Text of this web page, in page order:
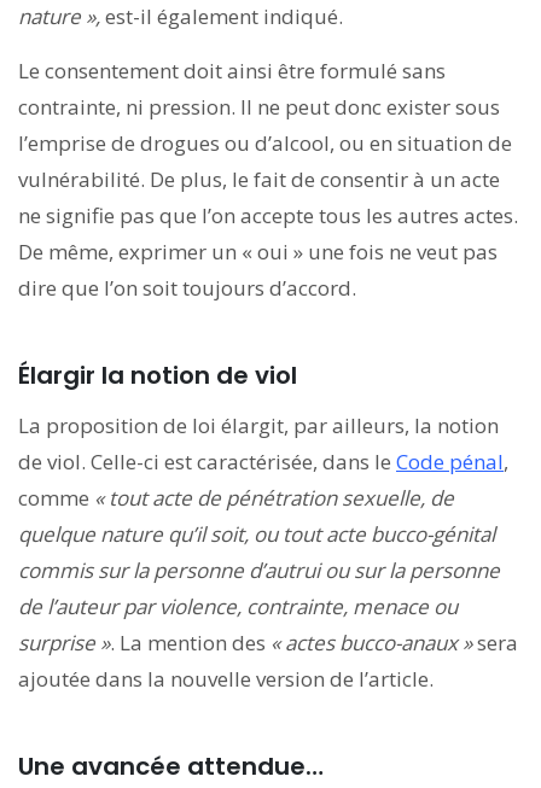
nature »,est-il également indiqué.
Le consentement doit ainsi être formulé sans
contrainte, ni pression. Il ne peut donc exister sous
l’emprise de drogues ou d’alcool, ou en situation de
vulnérabilité. De plus, le fait de consentir à un acte
ne signifie pas que l’on accepte tous les autres actes.
De même, exprimer un « oui » une fois ne veut pas
dire que l’on soit toujours d’accord.
Élargir la notion de viol
La proposition de loi élargit, par ailleurs, la notion
de viol. Celle-ci est caractérisée, dans le Code pénal,
comme « tout acte de pénétration sexuelle, de
quelque nature qu’il soit, ou tout acte bucco-génital
commis sur la personne d’autrui ou sur la personne
de l’auteur par violence, contrainte, menace ou
surprise ». La mention des « actes bucco-anaux »sera
ajoutée dans la nouvelle version de l’article.
Une avancée attendue…